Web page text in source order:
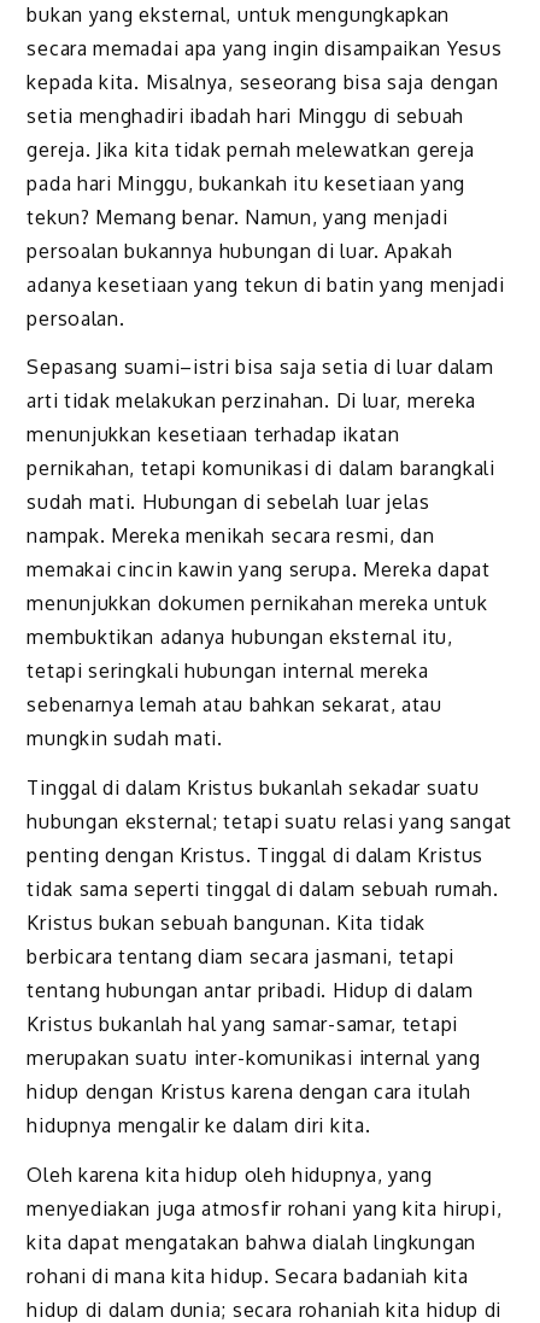
bukan yang eksternal, untuk mengungkapkan
secara memadai apa yang ingin disampaikan Yesus
kepada kita. Misalnya, seseorang bisa saja dengan
setia menghadiri ibadah hari Minggu di sebuah
gereja. Jika kita tidak pernah melewatkan gereja
pada hari Minggu, bukankah itu kesetiaan yang
tekun? Memang benar. Namun, yang menjadi
persoalan bukannya hubungan di luar. Apakah
adanya kesetiaan yang tekun di batin yang menjadi
persoalan.
Sepasang suami–istri bisa saja setia di luar dalam
arti tidak melakukan perzinahan. Di luar, mereka
menunjukkan kesetiaan terhadap ikatan
pernikahan, tetapi komunikasi di dalam barangkali
sudah mati. Hubungan di sebelah luar jelas
nampak. Mereka menikah secara resmi, dan
memakai cincin kawin yang serupa. Mereka dapat
menunjukkan dokumen pernikahan mereka untuk
membuktikan adanya hubungan eksternal itu,
tetapi seringkali hubungan internal mereka
sebenarnya lemah atau bahkan sekarat, atau
mungkin sudah mati.
Tinggal di dalam Kristus bukanlah sekadar suatu
hubungan eksternal; tetapi suatu relasi yang sangat
penting dengan Kristus. Tinggal di dalam Kristus
tidak sama seperti tinggal di dalam sebuah rumah.
Kristus bukan sebuah bangunan. Kita tidak
berbicara tentang diam secara jasmani, tetapi
tentang hubungan antar pribadi. Hidup di dalam
Kristus bukanlah hal yang samar-samar, tetapi
merupakan suatu inter-komunikasi internal yang
hidup dengan Kristus karena dengan cara itulah
hidupnya mengalir ke dalam diri kita.
Oleh karena kita hidup oleh hidupnya, yang
menyediakan juga atmosfir rohani yang kita hirupi,
kita dapat mengatakan bahwa dialah lingkungan
rohani di mana kita hidup. Secara badaniah kita
hidup di dalam dunia; secara rohaniah kita hidup di